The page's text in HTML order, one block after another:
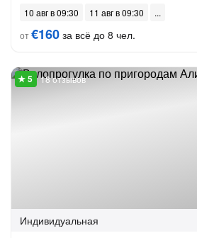
10 авг в 09:30
11 авг в 09:30
от€160 за всё до 8 чел.
18 отзывов
Индивидуальная